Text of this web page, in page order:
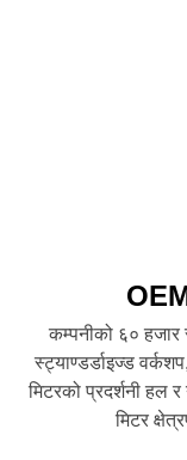
कम्पनीको ६०
स्ट्याण्डर्डाइज्ड
मिटरको प्रदर्शनी हल
मिटर